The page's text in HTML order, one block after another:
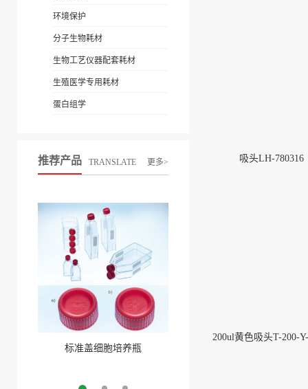
环境保护
分子生物耗材
生物工艺仪器配套耗材
生殖医学专用耗材
蛋白组学
推荐产品 TRANSLATE 更多>
标准盖细胞培养瓶
吸头LH-780316
200ul黄色吸头T-200-